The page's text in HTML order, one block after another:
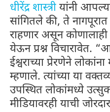
धीरेंद्र शास्त्री यांनी
सांगितले की, ते
राहणार असून
येऊन प्रश्न विचारावेत.
ईश्वराच्या प्रेरणेने
म्हणाले. त्यांच्या या
उपस्थित लोकांमध्ये
मीडियावरही याची